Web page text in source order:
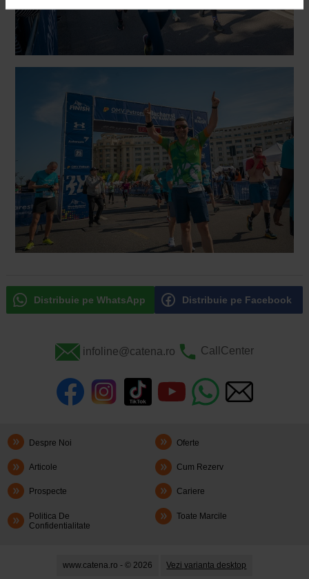
Distribuie pe WhatsApp Distribuie pe Facebook
infoline@catena.ro CallCenter
Despre Noi Oferte
Articole Cum Rezerv
Prospecte Cariere
Politica De
Confidentialitate
Toate Marcile
www.catena.ro - © 2026 Vezi varianta desktop